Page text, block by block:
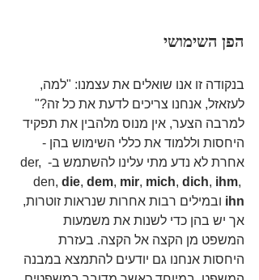
הפן השימושי
בנקודה זו אנו שואלים את עצמנו: "למה,
לעזאזל, אנחנו צריכים לדעת את כל זה?"
למרבה הצער, אין מנוס מלהבין את תפקיד
היחסות וללמוד את כללי השימוש בהן -
אחרת לא נדע מתי עלינו להשתמש ב- der,
den, die, dem, mir, mich, dich, ihm,
ihn ובמילים רבות אחרות שנראות זוטרות,
אך יש בהן כדי לשנות את משמעות
המשפט מן הקצה אל הקצה. בעזרת
היחסות אנחנו גם יודעים להתמצא במבנה